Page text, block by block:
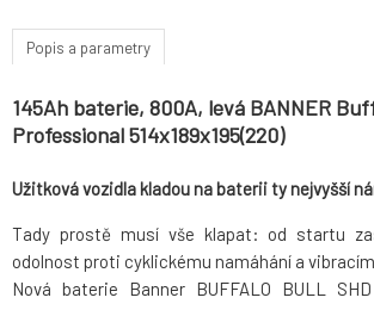
Popis a parametry
145Ah baterie, 800A, levá BANNER
Professional 514x189x195(220)
Užitková vozidla kladou na baterii ty nejvyšší
Tady prostě musí vše klapat: od startu
odolnost proti cyklickému namáhání a
Nová baterie Banner BUFFALO BULL